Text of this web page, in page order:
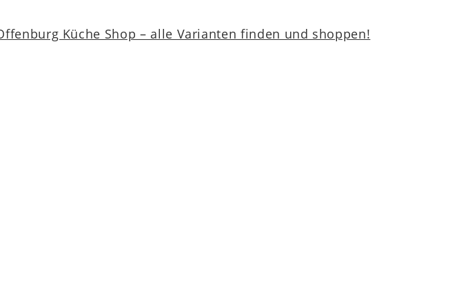
Küche Shop – alle Varianten finden und shoppen!